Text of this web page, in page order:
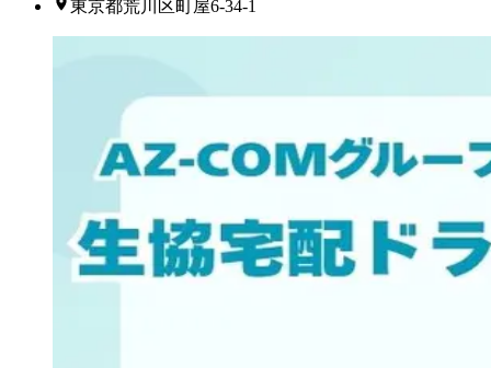
東京都荒川区町屋6-34-1